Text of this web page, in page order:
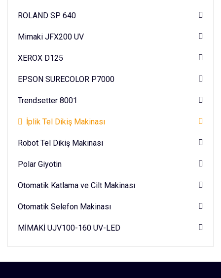
ROLAND SP 640
Mimaki JFX200 UV
XEROX D125
EPSON SURECOLOR P7000
Trendsetter 8001
İplik Tel Dikiş Makinası
Robot Tel Dikiş Makinası
Polar Giyotin
Otomatik Katlama ve Cilt Makinası
Otomatik Selefon Makinası
MİMAKİ UJV100-160 UV-LED